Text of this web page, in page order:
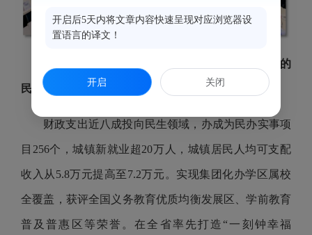
用心用情办实事，交出了“家在鼓楼、幸福里居”的
民生答卷
财政支出近八成投向民生领域，办成为民办实事项
目256个，城镇新就业超20万人，城镇居民人均可支配
收入从5.8万元提高至7.2万元。实现集团化办学区属校
全覆盖，获评全国义务教育优质均衡发展区、学前教育
普及普惠区等荣誉。在全省率先打造“一刻钟幸福
开启后5天内将文章内容快速呈现对应浏览器设
置语言的译文！
开启 关闭